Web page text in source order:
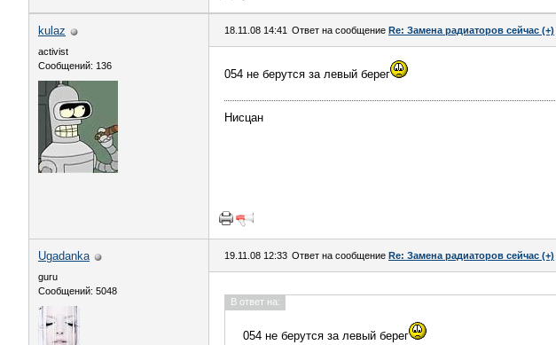
kulaz
activist
Сообщений: 136
18.11.08 14:41 Ответ на сообщение Re: Замена радиаторов сейчас (+)
054 не берутся за левый берег
Нисцан
Ugadanka
guru
Сообщений: 5048
19.11.08 12:33 Ответ на сообщение Re: Замена радиаторов сейчас (+)
В ответ на:
054 не берутся за левый берег